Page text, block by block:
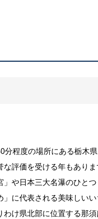
程度の場所にある栃木
評価を受ける年もあり
」や日本三大名瀑のひとつ
に代表される美味しい
け県北部に位置する那